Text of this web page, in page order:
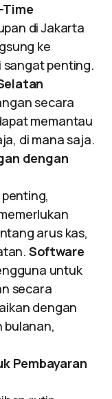
Time
di Jakarta
ke
sangat penting.
secara
memantau
di mana saja.
dengan
arus kas,
Software
untuk
secara
dengan
bulanan,
Pembayaran